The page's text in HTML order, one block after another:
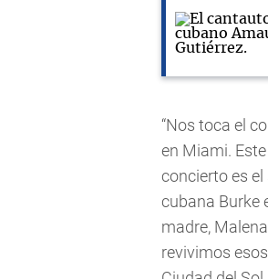
“Nos toca el
en Miami.
concierto es
cubana Burke
madre,
revivimos